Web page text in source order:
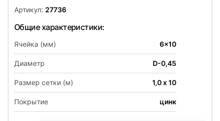
Артикул: 27736
Общие характеристики:
Ячейка (мм) 6x10
Диаметр D-0,45
Размер сетки (м) 1,0 х 10
Покрытие цинк